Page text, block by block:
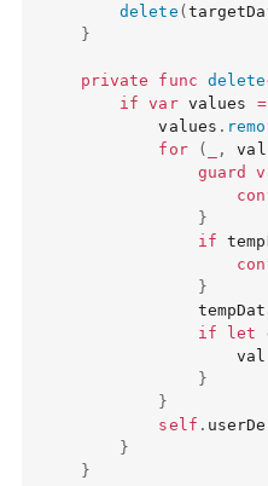
delete (
}
private func delete
if
var values =
        values
.
for
( ,
guard
}
if
}
if
let
}
}
self .
}
}